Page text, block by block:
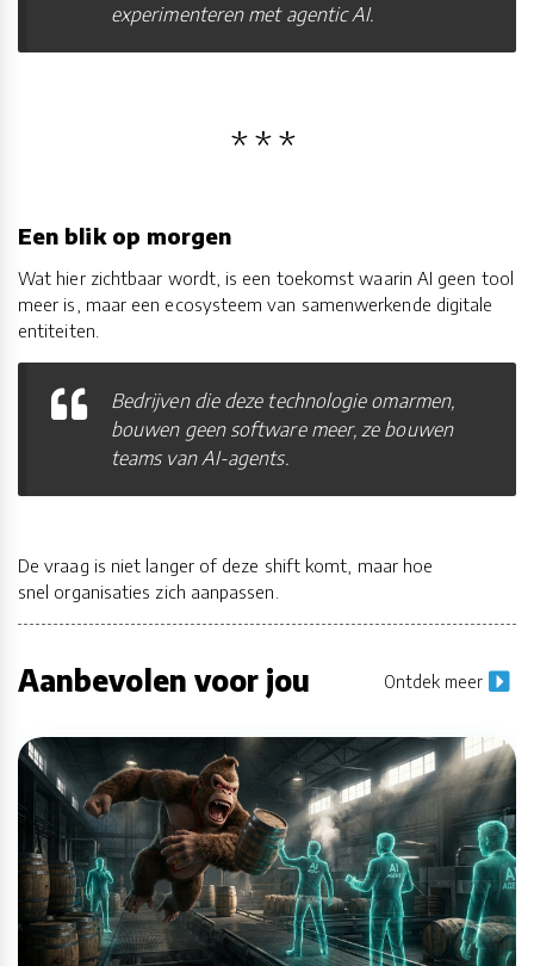
experimenteren met agentic AI.
Een blik op morgen
Wat hier zichtbaar wordt, is een toekomst waarin AI geen tool
meer is, maar een ecosysteem van samenwerkende digitale
entiteiten.
Bedrijven die deze technologie omarmen,
bouwen geen software meer, ze bouwen
teams van AI-agents.
De vraag is niet langer of deze shift komt, maar hoe
snel organisaties zich aanpassen.
Aanbevolen voor jou Ontdek meer